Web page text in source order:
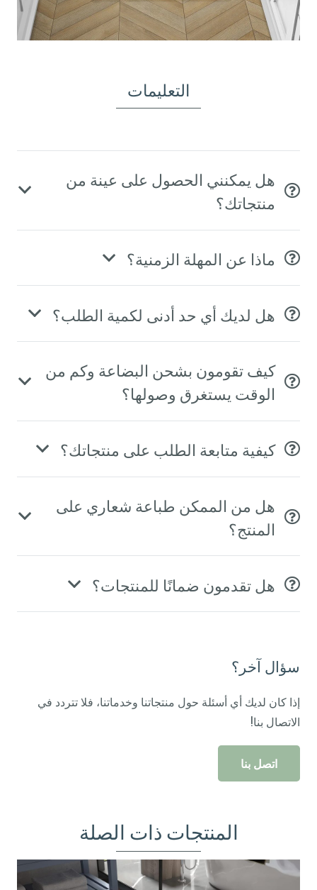
التعليمات
هل يمكنني الحصول على عينة من
منتجاتك؟
ماذا عن المهلة الزمنية؟
هل لديك أي حد أدنى لكمية الطلب؟
كيف تقومون بشحن البضاعة وكم من
الوقت يستغرق وصولها؟
كيفية متابعة الطلب على منتجاتك؟
هل من الممكن طباعة شعاري على
المنتج؟
هل تقدمون ضمانًا للمنتجات؟
سؤال آخر؟
إذا كان لديك أي أسئلة حول منتجاتنا وخدماتنا، فلا تتردد في
الاتصال بنا!
اتصل بنا
المنتجات ذات الصلة